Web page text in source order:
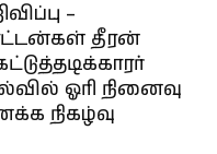
–
தீரன்
ஓரி நினைவு
நிகழ்வு